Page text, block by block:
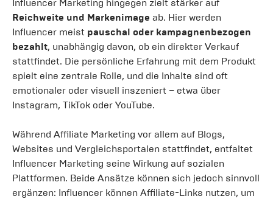
Influencer Marketing hingegen zielt stärker auf
Reichweite und Markenimage ab. Hier werden
Influencer meist pauschal oder kampagnenbezogen
bezahlt, unabhängig davon, ob ein direkter Verkauf
stattfindet. Die persönliche Erfahrung mit dem Produkt
spielt eine zentrale Rolle, und die Inhalte sind oft
emotionaler oder visuell inszeniert – etwa über
Instagram, TikTok oder YouTube.
Während Affiliate Marketing vor allem auf Blogs,
Websites und Vergleichsportalen stattfindet, entfaltet
Influencer Marketing seine Wirkung auf sozialen
Plattformen. Beide Ansätze können sich jedoch sinnvoll
ergänzen: Influencer können Affiliate-Links nutzen, um